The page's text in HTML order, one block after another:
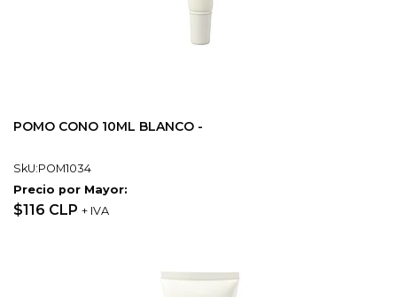
POMO CONO 10ML BLANCO -
SkU:POM1034
Precio por Mayor:
$116 CLP + IVA